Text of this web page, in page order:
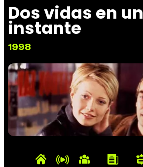
Dos vidas en un
instante
1998